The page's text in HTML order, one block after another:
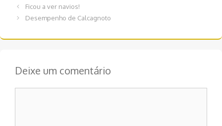
Navegação
de
Ficou a ver navios!
Desempenho de Calcagnoto
Deixe um comentário